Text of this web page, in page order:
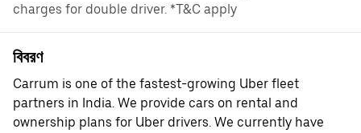
charges for double driver. *T&C apply
বিবরণ
Carrum is one of the fastest-growing Uber fleet
partners in India. We provide cars on rental and
ownership plans for Uber drivers. We currently have